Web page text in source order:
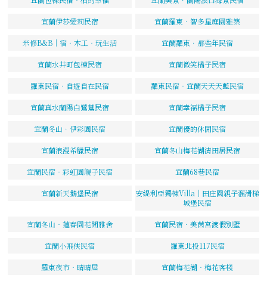
宜蘭伊莎愛莉民宿 宜蘭羅東．智多星庭園雅築
米修B&B｜宿‧木工‧玩生活 宜蘭羅東．那些年民宿
宜蘭水井町包棟民宿 宜蘭微笑橘子民宿
羅東民宿‧自遊自在民宿 羅東民宿‧宜蘭天天天藍民宿
宜蘭真水蘭陽白鷺鷥民宿 宜蘭幸福橘子民宿
宜蘭冬山．伊彩園民宿 宜蘭優的休閒民宿
宜蘭浪漫希臘民宿 宜蘭冬山梅花湖清田居民宿
宜蘭民宿‧彩虹園親子民宿 宜蘭68巷民宿
宜蘭新天鵝堡民宿
安緹利亞獨棟Villa｜田庄園親子溜滑梯
城堡民宿
宜蘭冬山‧蓮春園花間雅舍 宜蘭民宿．美茵宮渡假別墅
宜蘭小飛俠民宿 羅東北投117民宿
羅東夜市‧晴晴屋 宜蘭梅花湖‧梅花客棧